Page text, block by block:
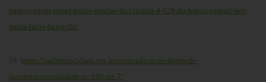
para-comprar-papel-podre-analise-da-circular-4-028-do-banco-central-por-
maria-lucia-fattorelli/
14 https://auditoriacidada.org.br/conteudo/acao-direta-de-
inconstitucionalidade-ec-106-art-7/